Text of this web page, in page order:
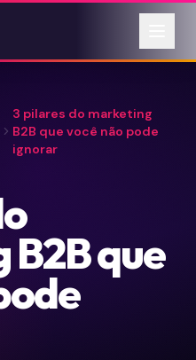
3 pilares do marketing
B2B que você não pode
ignorar
que